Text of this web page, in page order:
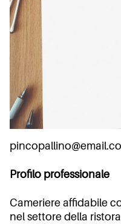
Profilo professionale
Cameriere affidabile
nel settore della